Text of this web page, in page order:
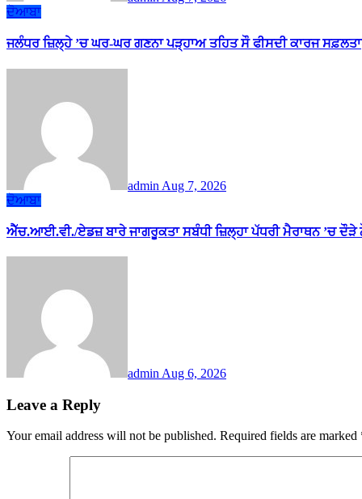
ਦੋਆਬਾ
ਜਲੰਧਰ ਜ਼ਿਲ੍ਹੇ ’ਚ ਘਰ-ਘਰ ਗਣਨਾ ਪੜ੍ਹਾਅ ਤਹਿਤ ਸੌ ਫੀਸਦੀ ਕਾਰਜ
admin Aug 7, 2026
ਦੋਆਬਾ
ਐੱਚ.ਆਈ.ਵੀ./ਏਡਜ਼ ਬਾਰੇ ਜਾਗਰੂਕਤਾ ਸਬੰਧੀ ਜ਼ਿਲ੍ਹਾ ਪੱਧਰੀ ਮੈਰਾਥਨ ’ਚ ਦੌੜੇ
admin Aug 6, 2026
Leave a Reply
Your email address will not be published. Required fields are marked